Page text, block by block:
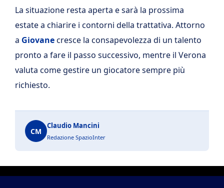
La situazione resta aperta e sarà la prossima
estate a chiarire i contorni della trattativa. Attorno
a Giovanecresce la consapevolezza di un talento
pronto a fare il passo successivo, mentre il Verona
valuta come gestire un giocatore sempre più
richiesto.
CM
Claudio Mancini
Redazione SpazioInter